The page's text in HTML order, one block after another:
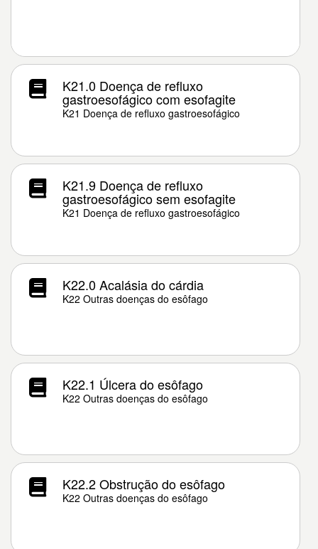
K21.0 Doença de refluxo
gastroesofágico com esofagite
K21 Doença de refluxo gastroesofágico
K21.9 Doença de refluxo
gastroesofágico sem esofagite
K21 Doença de refluxo gastroesofágico
K22.0 Acalásia do cárdia
K22 Outras doenças do esôfago
K22.1 Úlcera do esôfago
K22 Outras doenças do esôfago
K22.2 Obstrução do esôfago
K22 Outras doenças do esôfago